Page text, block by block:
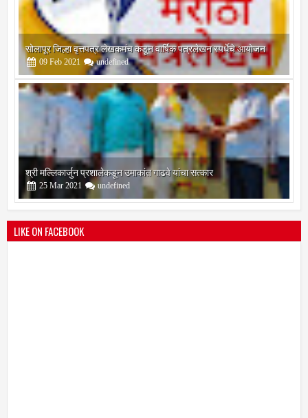
सोलापूर जिल्हा वृत्तपत्र लेखकमंच कडून वार्षिक पत्रलेखन स्पर्धेचे आयोजन
undefined
श्री मल्लिकार्जुन प्रशालेकडून उमाकांत गाढवे यांचा सत्कार
LIKE ON FACEBOOK